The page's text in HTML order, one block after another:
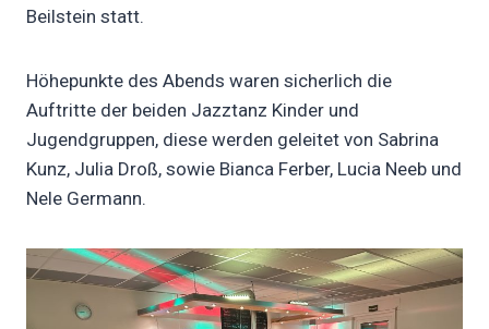
Beilstein statt.
Höhepunkte des Abends waren sicherlich die
Auftritte der beiden Jazztanz Kinder und
Jugendgruppen, diese werden geleitet von Sabrina
Kunz, Julia Droß, sowie Bianca Ferber, Lucia Neeb und
Nele Germann.